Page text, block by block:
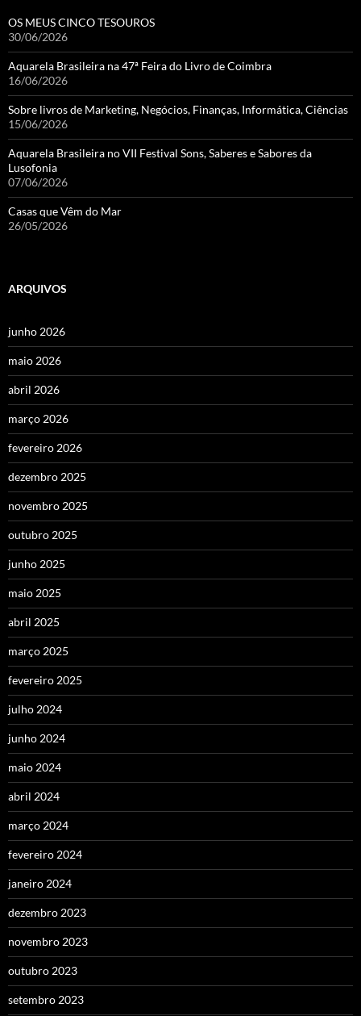
OS MEUS CINCO TESOUROS
30/06/2026
Aquarela Brasileira na 47ª Feira do Livro de Coimbra
16/06/2026
Sobre livros de Marketing, Negócios, Finanças, Informática, Ciências
15/06/2026
Aquarela Brasileira no VII Festival Sons, Saberes e Sabores da
Lusofonia
07/06/2026
Casas que Vêm do Mar
26/05/2026
ARQUIVOS
junho 2026
maio 2026
abril 2026
março 2026
fevereiro 2026
dezembro 2025
novembro 2025
outubro 2025
junho 2025
maio 2025
abril 2025
março 2025
fevereiro 2025
julho 2024
junho 2024
maio 2024
abril 2024
março 2024
fevereiro 2024
janeiro 2024
dezembro 2023
novembro 2023
outubro 2023
setembro 2023